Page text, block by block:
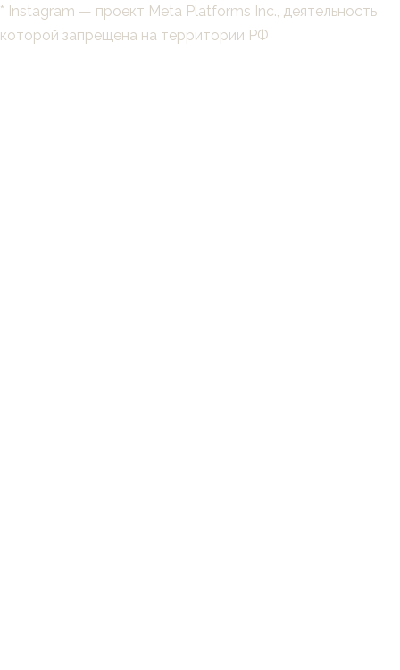
* Instagram — проект Meta Platforms Inc., деятельность
которой запрещена на территории РФ